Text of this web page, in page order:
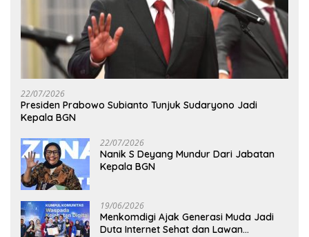
22/07/2026
Presiden Prabowo Subianto Tunjuk Sudaryono Jadi
Kepala BGN
22/07/2026
Nanik S Deyang Mundur Dari Jabatan
Kepala BGN
19/06/2026
Menkomdigi Ajak Generasi Muda Jadi
Duta Internet Sehat dan Lawan